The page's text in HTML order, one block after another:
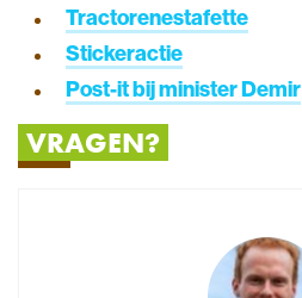
Tractorenestafette
Stickeractie
Post-it bij minister Demir
VRAGEN?